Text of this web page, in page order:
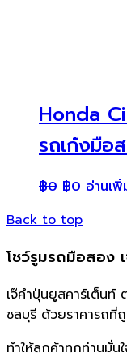
Honda
รถเก๋งมือ
฿0 ฿0 อ่านเพิ่
Back to top
โชว์รูมรถมือสอง
เจ๊คำปุ่นยูสคาร์เต็นท์
ชลบุรี ด้วยราคารถ
ทำให้ลูกค้าทุกท่านมั่